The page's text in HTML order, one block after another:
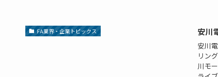
FA業界・企業トピックス 安川
安川
リン
川モ